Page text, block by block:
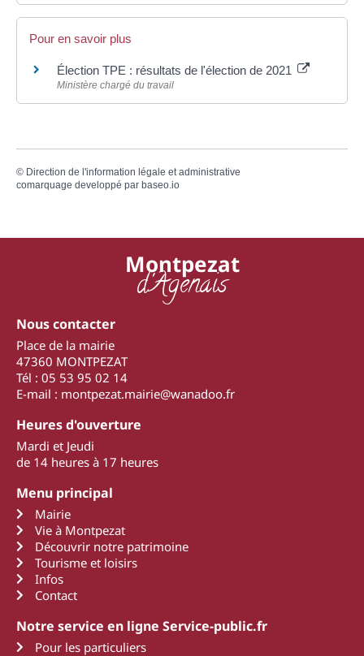
Pour en savoir plus
Élection TPE : résultats de l'élection de 2021
Ministère chargé du travail
© Direction de l'information légale et administrative
comarquage developpé par baseo.io
Montpezat
d'Agenais
Nous contacter
Place de la mairie
47360 MONTPEZAT
Tél : 05 53 95 02 14
E-mail : montpezat.mairie@wanadoo.fr
Heures d'ouverture
Mardi et Jeudi
de 14 heures à 17 heures
Menu principal
Mairie
Vie à Montpezat
Découvrir notre patrimoine
Tourisme et loisirs
Infos
Contact
Notre service en ligne Service-public.fr
Pour les particuliers